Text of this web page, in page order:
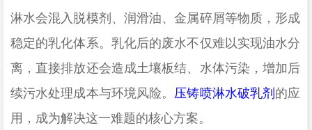
淋水会混入脱模剂、润滑油、金属碎屑等物质，形成
稳定的乳化体系。乳化后的废水不仅难以实现油水分
离，直接排放还会造成土壤板结、水体污染，增加后
续污水处理成本与环境风险。 压铸喷淋水破乳剂 的应
用，成为解决这一难题的核心方案。